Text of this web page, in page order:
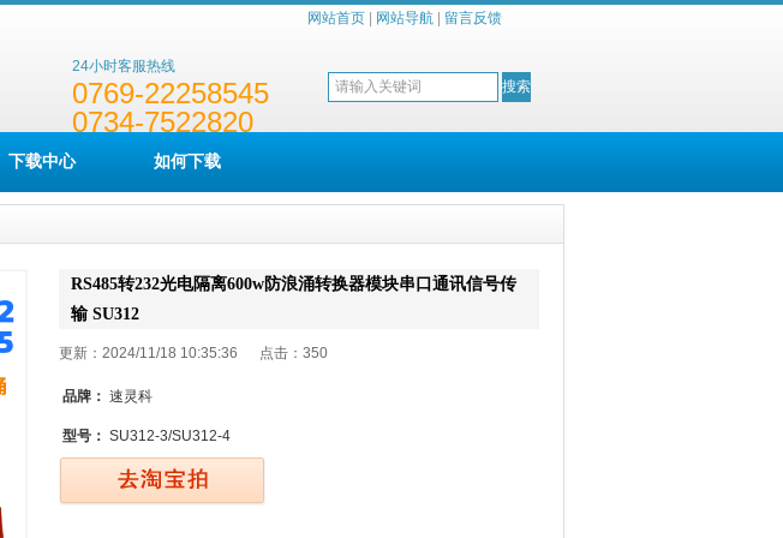
网站首页| 网站导航| 留言反馈
24小时客服热线
0769-22258545
0734-7522820
下载中心 如何下载
RS485转232光电隔离600w防浪涌转换器模块串口通讯信号传
输 SU312
更新：2024/11/18 10:35:36 点击： 350
品牌： 速灵科
型号： SU312-3/SU312-4